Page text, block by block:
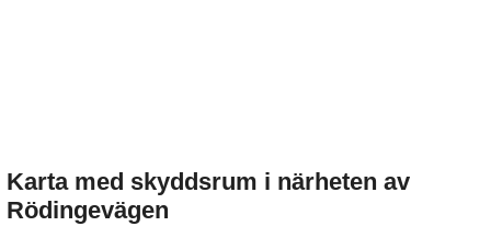
Karta med skyddsrum i närheten av
Rödingevägen